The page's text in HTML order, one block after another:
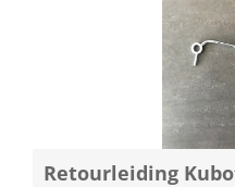
Retourleiding